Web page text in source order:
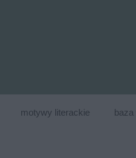
motywy literackie baza